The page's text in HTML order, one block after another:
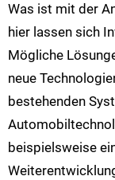
Was ist mit der
hier lassen sich
Mögliche
neue
bestehenden
beispielsweise